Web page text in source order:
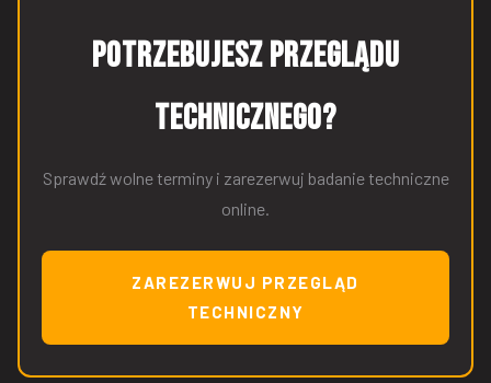
Potrzebujesz przeglądu
technicznego?
Sprawdź wolne terminy i zarezerwuj badanie techniczne
online.
ZAREZERWUJ PRZEGLĄD
TECHNICZNY